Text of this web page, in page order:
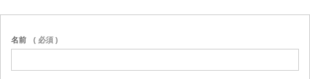
名前 ( 必須 )